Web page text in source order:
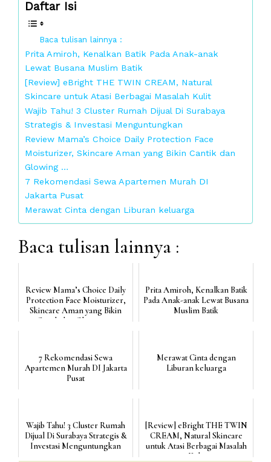
Daftar Isi
Baca tulisan lainnya :
Prita Amiroh, Kenalkan Batik Pada Anak-anak
Lewat Busana Muslim Batik
[Review] eBright THE TWIN CREAM, Natural
Skincare untuk Atasi Berbagai Masalah Kulit
Wajib Tahu! 3 Cluster Rumah Dijual Di Surabaya
Strategis & Investasi Menguntungkan
Review Mama’s Choice Daily Protection Face
Moisturizer, Skincare Aman yang Bikin Cantik dan
Glowing …
7 Rekomendasi Sewa Apartemen Murah DI
Jakarta Pusat
Merawat Cinta dengan Liburan keluarga
Baca tulisan lainnya :
Review Mama’s Choice Daily
Protection Face Moisturizer,
Skincare Aman yang Bikin
Cantik dan Glowing ...
Prita Amiroh, Kenalkan Batik
Pada Anak-anak Lewat Busana
Muslim Batik
7 Rekomendasi Sewa
Apartemen Murah DI Jakarta
Pusat
Merawat Cinta dengan
Liburan keluarga
Wajib Tahu! 3 Cluster Rumah
Dijual Di Surabaya Strategis &
Investasi Menguntungkan
[Review] eBright THE TWIN
CREAM, Natural Skincare
untuk Atasi Berbagai Masalah
Kulit